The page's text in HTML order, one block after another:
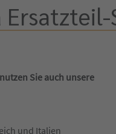
Sie auch unsere
und Italien